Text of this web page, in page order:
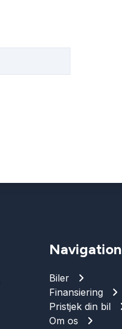
Navigation
Biler
Finansiering
Pristjek din bil
Om os